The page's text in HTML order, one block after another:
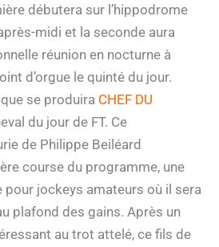
débutera sur l’hippodrome
midi et la seconde aura
réunion en nocturne à
d’orgue le quinté du jour.
se produira CHEF DU
du jour de FT. Ce
de Philippe Beiléard
course du programme, une
pour jockeys amateurs où il sera
plafond des gains. Après un
au trot attelé, ce fils de